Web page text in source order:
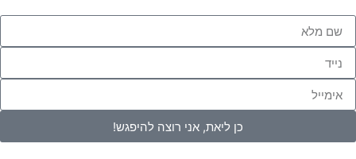
כן ליאת, אני רוצה להיפגש!